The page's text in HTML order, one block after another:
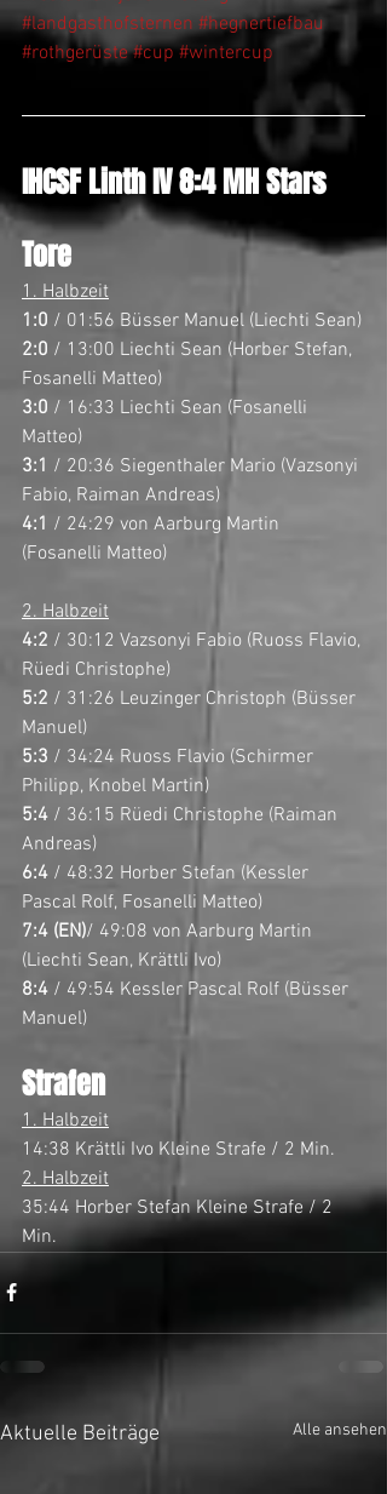
#landgasthofsternen #hegnertiefbau
#rothgerüste #cup #wintercup
IHCSF Linth IV 8:4 MH Stars
Tore
1. Halbzeit
1:0 / 01:56 Büsser Manuel (Liechti Sean)
2:0 / 13:00 Liechti Sean (Horber Stefan,
Fosanelli Matteo)
3:0 / 16:33 Liechti Sean (Fosanelli
Matteo)
3:1 / 20:36 Siegenthaler Mario (Vazsonyi
Fabio, Raiman Andreas)
4:1 / 24:29 von Aarburg Martin
(Fosanelli Matteo)
2. Halbzeit
4:2 / 30:12 Vazsonyi Fabio (Ruoss Flavio,
Rüedi Christophe)
5:2 / 31:26 Leuzinger Christoph (Büsser
Manuel)
5:3 / 34:24 Ruoss Flavio (Schirmer
Philipp, Knobel Martin)
5:4 / 36:15 Rüedi Christophe (Raiman
Andreas)
6:4 / 48:32 Horber Stefan (Kessler
Pascal Rolf, Fosanelli Matteo)
7:4 (EN)/ 49:08 von Aarburg Martin
(Liechti Sean, Krättli Ivo)
8:4 / 49:54 Kessler Pascal Rolf (Büsser
Manuel)
Strafen
1. Halbzeit
14:38 Krättli Ivo Kleine Strafe / 2 Min.
2. Halbzeit
35:44 Horber Stefan Kleine Strafe / 2
Min.
Aktuelle Beiträge Alle ansehen